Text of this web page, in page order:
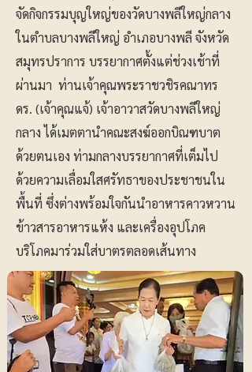
จัดกิจกรรมบุญใหญ่ของวัดบางพลีใหญ่กลาง
ในตำบลบางพลีใหญ่ อำเภอบางพลี จังหวัด
สมุทรปราการ บรรยากาศตั้งแต่ช่วงเช้าที่
ผ่านมา ท่านเจ้าคุณพระราชวชิรคณาทร
ดร. (เจ้าคุณแจ้) เจ้าอาวาสวัดบางพลีใหญ่
กลาง ได้เมตตานำคณะสงฆ์ออกบิณฑบาต
ด้วยตนเอง ท่ามกลางบรรยากาศที่เต็มไป
ด้วยความเลื่อมใสศรัทธาของประชาชนใน
พื้นที่ ซึ่งต่างพร้อมใจกันนำอาหารคาวหวาน
ข้าวสารอาหารแห้ง และเครื่องอุปโภค
บริโภคมาร่วมใส่บาตรตลอดเส้นทาง